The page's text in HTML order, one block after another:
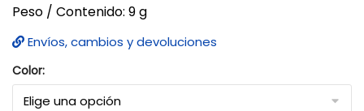
Peso / Contenido: 9 g
Envíos, cambios y devoluciones
Color: